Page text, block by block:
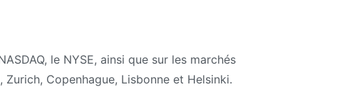
le NYSE, ainsi que sur les marchés
Copenhague, Lisbonne et Helsinki.